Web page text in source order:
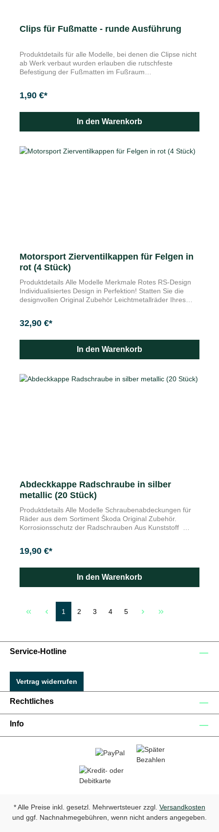
Clips für Fußmatte - runde Ausführung
Produktdetails für alle Modelle, bei denen die Clipse nicht
ab Werk verbaut wurden erlauben die rutschfeste
Befestigung der Fußmatten im Fußraum
Einlegematten im Fußraum Ihres Škoda.
1,90 €*
In den Warenkorb
Motorsport Zierventilkappen für Felgen in
rot (4 Stück)
Produktdetails Alle Modelle Merkmale Rotes RS-Design
Individualisiertes Design in Perfektion! Statten Sie die
designvollen Original Zubehör Leichtmetallräder Ihres
und anderen Unreinheiten. Durch Ihre spezielle Form sind
32,90 €*
In den Warenkorb
Abdeckkappe Radschraube in silber
metallic (20 Stück)
Produktdetails Alle Modelle Schraubenabdeckungen für
Räder aus dem Sortiment Škoda Original Zubehör.
Korrosionsschutz der Radschrauben Aus Kunststoff
stilvoll ab. Bitte achten Sie bei der Auswahl auf die richtige
19,90 €*
In den Warenkorb
1 2 3 4 5
Service-Hotline
Vertrag widerrufen
Rechtliches
Info
* Alle Preise inkl. gesetzl. Mehrwertsteuer zzgl. Versandkosten
und ggf. Nachnahmegebühren, wenn nicht anders angegeben.